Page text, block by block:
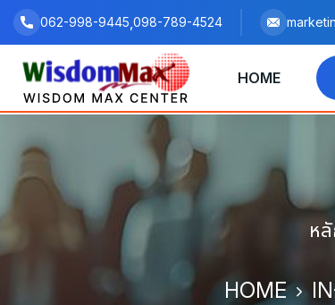
062-998-9445,098-789-4524
HOME
ห
HOME